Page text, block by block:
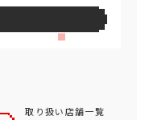
取り扱い店舗一覧